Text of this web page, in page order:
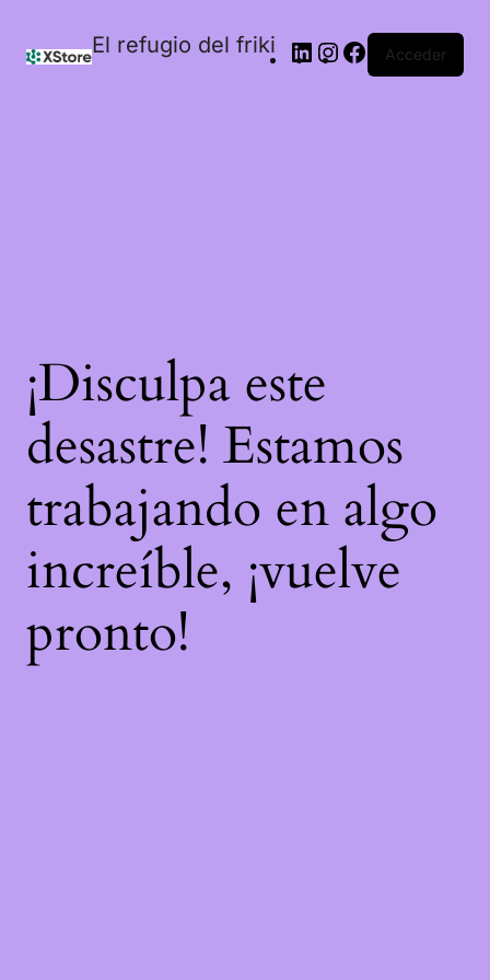
El refugio del friki Acceder
¡Disculpa este
desastre! Estamos
trabajando en algo
increíble, ¡vuelve
pronto!